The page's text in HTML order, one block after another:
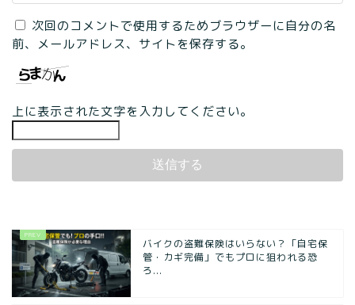
次回のコメントで使用するためブラウザーに自分の名
前、メールアドレス、サイトを保存する。
上に表示された文字を入力してください。
バイクの盗難保険はいらない？「自宅保
管・カギ完備」でもプロに狙われる恐
ろ...